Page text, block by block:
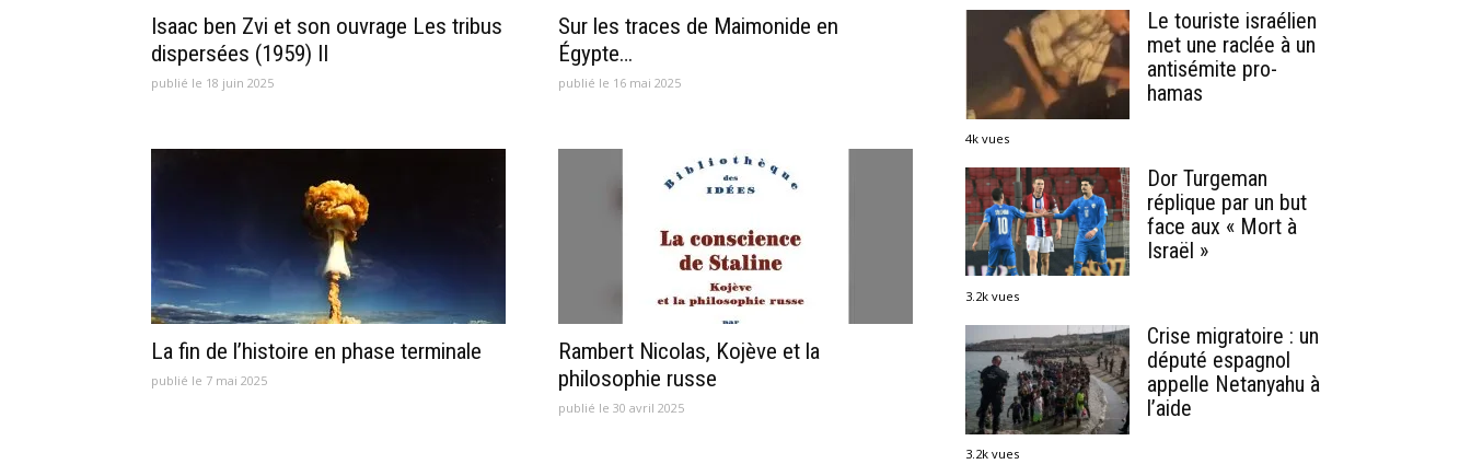
Isaac ben Zvi et son ouvrage Les tribus
dispersées (1959) II
publié le 18 juin 2025
Sur les traces de Maimonide en
Égypte…
publié le 16 mai 2025
La fin de l’histoire en phase terminale
publié le 7 mai 2025
Rambert Nicolas, Kojève et la
philosophie russe
publié le 30 avril 2025
Le touriste israélien
met une raclée à un
antisémite pro-
hamas
4k vues
Dor Turgeman
réplique par un but
face aux « Mort à
Israël »
3.2k vues
Crise migratoire : un
député espagnol
appelle Netanyahu à
l’aide
3.2k vues